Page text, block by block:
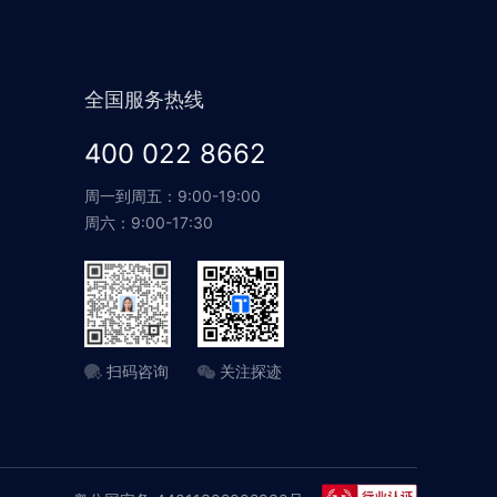
全国服务热线
400 022 8662
周一到周五：9:00-19:00
周六：9:00-17:30
扫码咨询 关注探迹